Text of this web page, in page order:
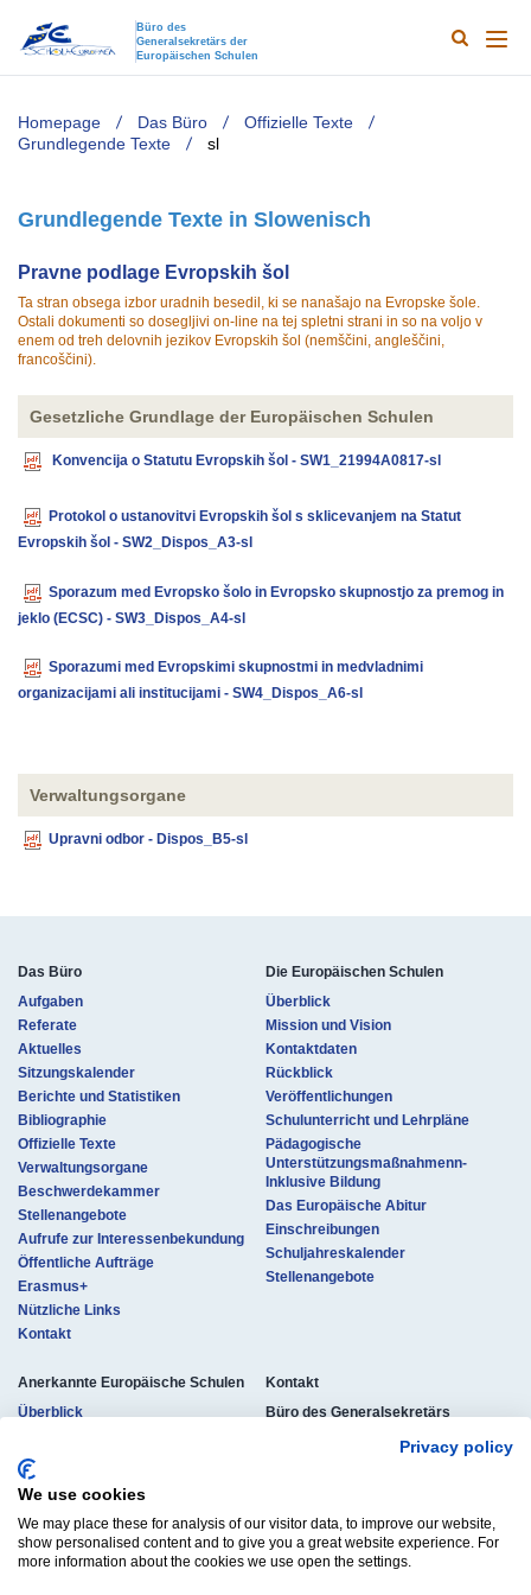
Privacy policy
We use cookies
We may place these for analysis of our visitor data, to improve our website,
show personalised content and to give you a great website experience. For
more information about the cookies we use open the settings.
Büro des
Generalsekretärs der
Europäischen Schulen
Main
TODO
Search
Homepage Das Büro
Offizielle Texte
Grundlegende Texte
sl
Grundlegende Texte in Slowenisch
​​​​Pravne podlage Evropskih šol
Ta stran obsega izbor uradnih besedil, ki se nanašajo na Evropske šole.
Ostali dokumenti so dosegljivi on-line na tej spletni strani in so na voljo v
enem od treh delovnih jezikov Evropskih šol (nemščini, angleščini,
francoščini).​​
Gesetzliche Grundlage der Europäischen Schulen
Konvencija o Statutu Evropskih šol - SW1_21994A0817-sl
Protokol o ustanovitvi Evropskih šol s sklicevanjem na Statut
Evropskih šol - SW2_Dispos_A3-sl
Sporazum med Evropsko šolo in Evropsko skupnostjo za premog in
jeklo (ECSC) - SW3_Dispos_A4-sl
Sporazumi med Evropskimi skupnostmi in medvladnimi
organizacijami ali institucijami - SW4_Dispos_A6-sl
Verwaltungsorgane
Upravni odbor - Dispos_B5-sl
Das Büro
Aufgaben
Referate
Aktuelles
Sitzungskalender
Berichte und Statistiken
Bibliographie
Offizielle Texte
Verwaltungsorgane
Beschwerdekammer
Stellenangebote
Aufrufe zur Interessenbekundung
Öffentliche Aufträge
Erasmus+
Nützliche Links
Kontakt
Die Europäischen Schulen
Überblick
Mission und Vision
Kontaktdaten
Rückblick
Veröffentlichungen
Schulunterricht und Lehrpläne
Pädagogische
Unterstützungsmaßnahmenn-
Inklusive Bildung
Das Europäische Abitur
Einschreibungen
Schuljahreskalender
Stellenangebote
Anerkannte Europäische Schulen
Überblick
Kontaktdaten
Organisation des Unterrichts
Einschreibungen
Offizielle Dokumente
K​ontakt
Büro des Generalsekretärs